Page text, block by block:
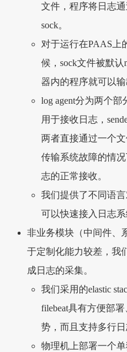
文件，程序将日志通
sock。
对于运行在PAAS上
候，sock文件被默认
器内的程序就可以输
log agent分为两个部
用于接收日志，
两者直接通过一个
传输系统故障的情
志的正常接收。
我们提供了不同语
可以快速接入日志系
非业务模块（中间件、
于定制化能力较差，我
成日志的采集。
我们采用的elastic
filebeat具有方便部
势，而且支持多行日
物理机上部署一个